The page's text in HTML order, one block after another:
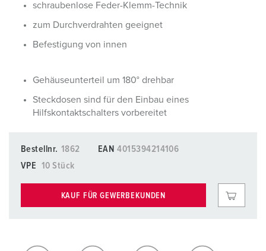
schraubenlose Feder-Klemm-Technik
zum Durchverdrahten geeignet
Befestigung von innen
Gehäuseunterteil um 180° drehbar
Steckdosen sind für den Einbau eines
Hilfskontaktschalters vorbereitet
Bestellnr. 1862 EAN 4015394214106
VPE
10 Stück
KAUF FÜR GEWERBEKUNDEN